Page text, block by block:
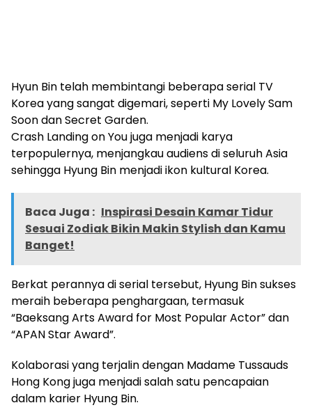
Hyun Bin telah membintangi beberapa serial TV
Korea yang sangat digemari, seperti My Lovely Sam
Soon dan Secret Garden.
Crash Landing on You juga menjadi karya
terpopulernya, menjangkau audiens di seluruh Asia
sehingga Hyung Bin menjadi ikon kultural Korea.
Baca Juga : Inspirasi Desain Kamar Tidur
Sesuai Zodiak Bikin Makin Stylish dan Kamu
Banget!
Berkat perannya di serial tersebut, Hyung Bin sukses
meraih beberapa penghargaan, termasuk
“Baeksang Arts Award for Most Popular Actor” dan
“APAN Star Award”.
Kolaborasi yang terjalin dengan Madame Tussauds
Hong Kong juga menjadi salah satu pencapaian
dalam karier Hyung Bin.